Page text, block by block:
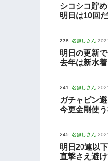
シコシコ貯
明日は10回
238: 名無しさん
明日の更新
去年は新水
241: 名無しさん
ガチャピン
今更金剛使
245: 名無しさん
明日20連以
直撃さえ避